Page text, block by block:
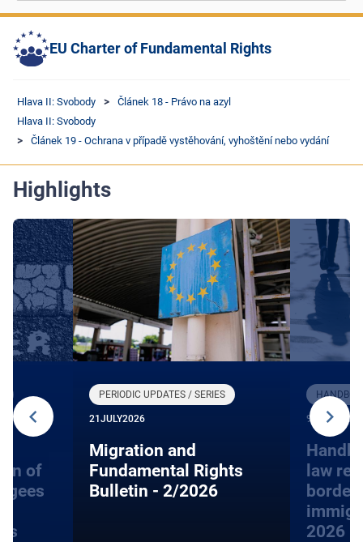
EU Charter of Fundamental Rights
Hlava II: Svobody
Článek 18 - Právo na azyl
Hlava II: Svobody
Článek 19 - Ochrana v případě vystěhování, vyhoštění nebo vydání
Highlights
of
PERIODIC UPDATES / SERIES
21 JULY2026
Migration and
Fundamental Rights
Bulletin - 2/2026
9 JUNE 2026
law
2026